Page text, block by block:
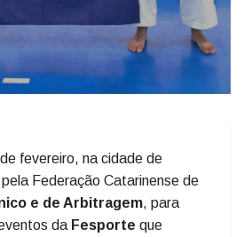
fevereiro, na cidade de